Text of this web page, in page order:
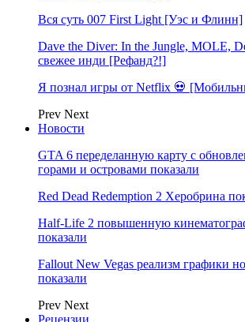
Вся суть 007 First Light [Уэс и Флинн]
Dave the Diver: In the Jungle, MOLE,
свежее инди [Рефанд?!]
Я познал игры от Netflix 💀
Prev Next
Новости
GTA 6 переделанную карту с
горами и островами показали
Red Dead Redemption 2 Херобрина
Half-Life 2 повышенную
показали
Fallout New Vegas реализм графики
показали
Prev Next
Рецензии